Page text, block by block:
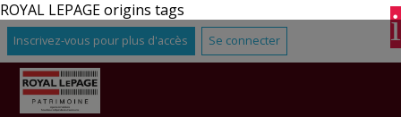
ROYAL LEPAGE origins tags
Inscrivez-vous pour plus d'accès Se connecter